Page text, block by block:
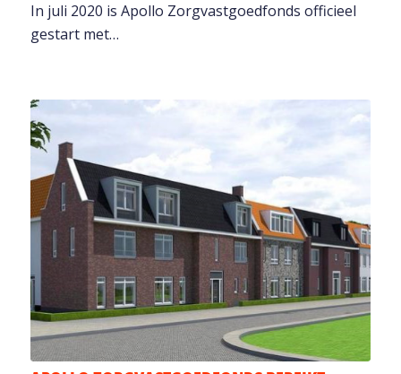
In juli 2020 is Apollo Zorgvastgoedfonds officieel
gestart met…